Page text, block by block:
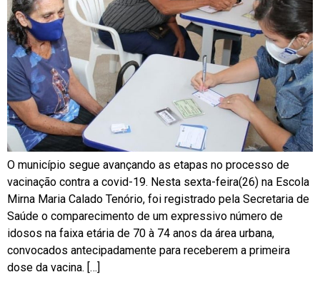
O município segue avançando as etapas no processo de
vacinação contra a covid-19. Nesta sexta-feira(26) na Escola
Mirna Maria Calado Tenório, foi registrado pela Secretaria de
Saúde o comparecimento de um expressivo número de
idosos na faixa etária de 70 à 74 anos da área urbana,
convocados antecipadamente para receberem a primeira
dose da vacina. […]